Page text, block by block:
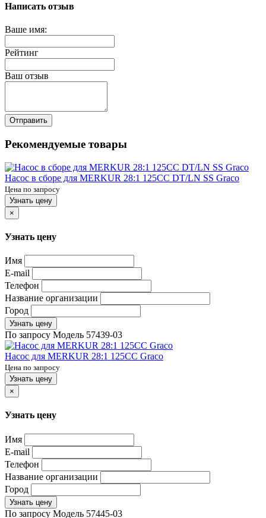
Написать отзыв
Ваше имя:
Рейтинг
Ваш отзыв
Отправить
Рекомендуемые товары
Насос в сборе для MERKUR 28:1 125CC DT/LN SS Graco
Цена по запросу
Узнать цену
×
Узнать цену
Имя
E-mail
Телефон
Название организации
Город
Узнать цену
По запросу Модель 57439-03
Насос для MERKUR 28:1 125CC Graco
Цена по запросу
Узнать цену
×
Узнать цену
Имя
E-mail
Телефон
Название организации
Город
Узнать цену
По запросу Модель 57445-03